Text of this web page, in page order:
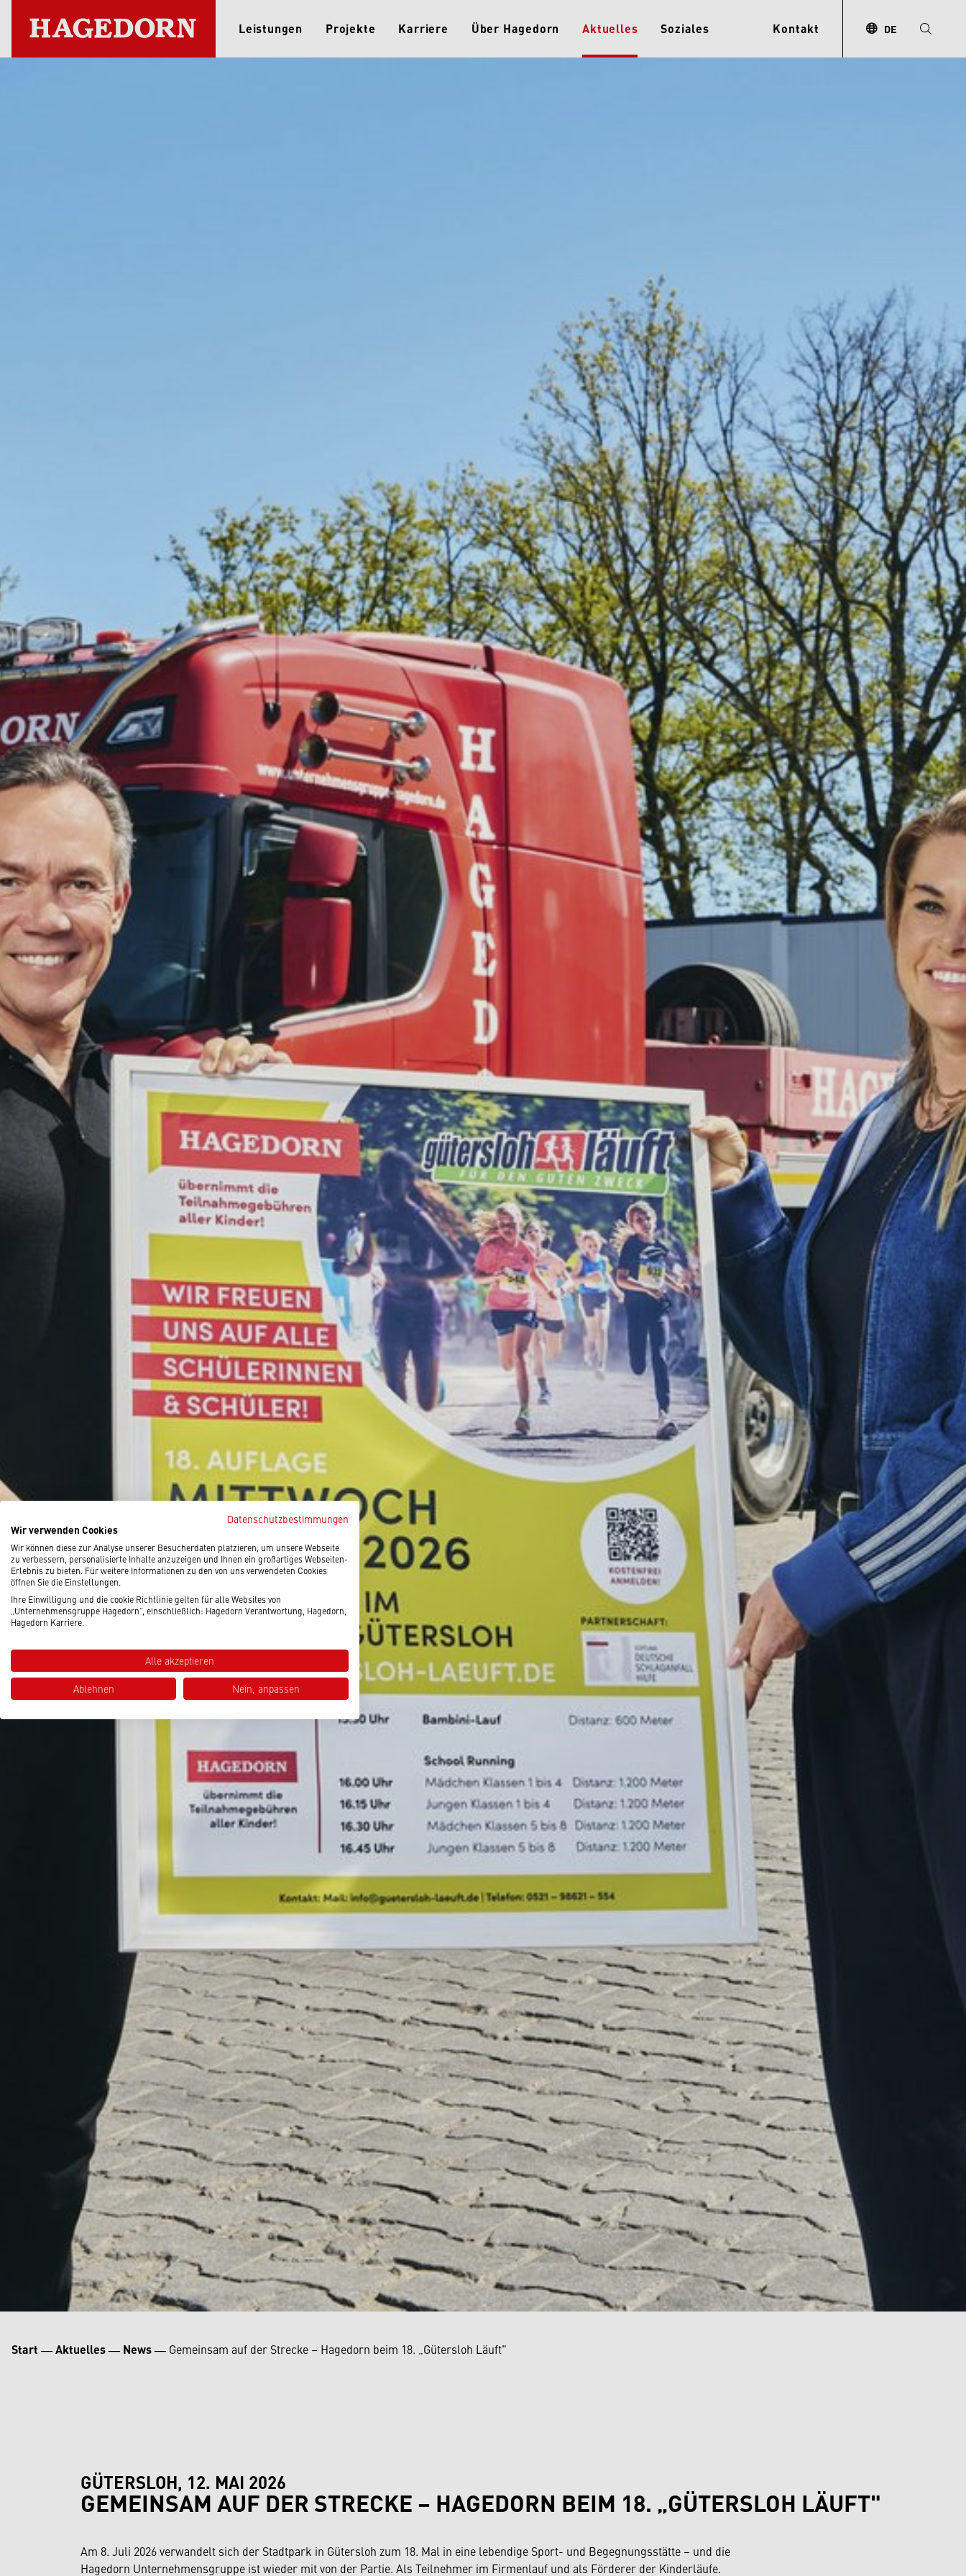
Leistungen Projekte Karriere Über Hagedorn Aktuelles Soziales Kontakt DE
Start ―Aktuelles― News―Gemeinsam auf der Strecke – Hagedorn beim 18. „Gütersloh Läuft"
GÜTERSLOH, 12. MAI 2026
GEMEINSAM AUF DER STRECKE – HAGEDORN BEIM 18. „GÜTERSLOH LÄUFT"
Am 8. Juli 2026 verwandelt sich der Stadtpark in Gütersloh zum 18. Mal in eine lebendige Sport- und Begegnungsstätte – und die
Hagedorn Unternehmensgruppe ist wieder mit von der Partie. Als Teilnehmer im Firmenlauf und als Förderer der Kinderläufe.
Datenschutzbestimmungen
Wir verwenden Cookies
Wir können diese zur Analyse unserer Besucherdaten platzieren, um unsere Webseite
zu verbessern, personalisierte Inhalte anzuzeigen und Ihnen ein großartiges Webseiten-
Erlebnis zu bieten. Für weitere Informationen zu den von uns verwendeten Cookies
öffnen Sie die Einstellungen.
Ihre Einwilligung und die cookie Richtlinie gelten für alle Websites von
„Unternehmensgruppe Hagedorn“, einschließlich: Hagedorn Verantwortung, Hagedorn,
Hagedorn Karriere.
Alle akzeptieren
Ablehnen Nein, anpassen